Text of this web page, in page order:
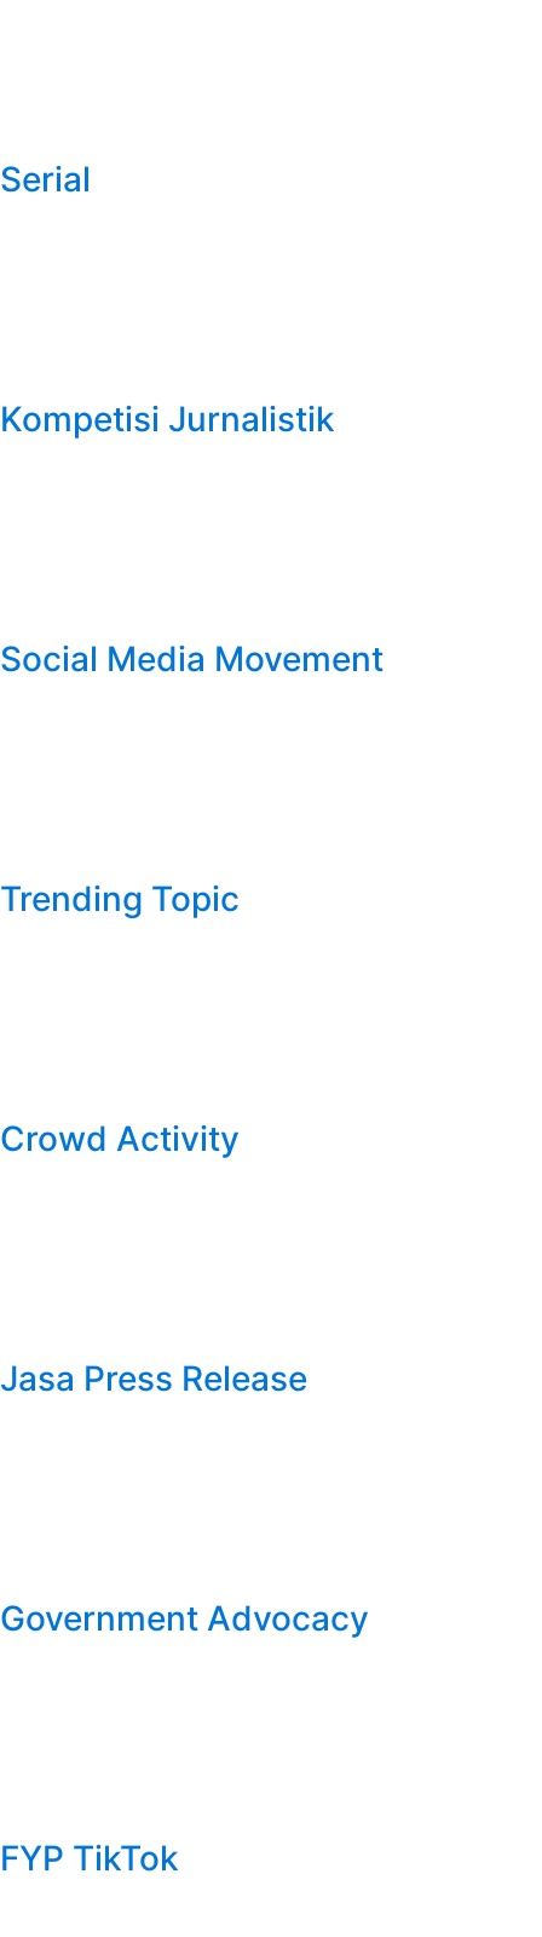
Serial
Kompetisi Jurnalistik
Social Media Movement
Trending Topic
Crowd Activity
Jasa Press Release
Government Advocacy
FYP TikTok